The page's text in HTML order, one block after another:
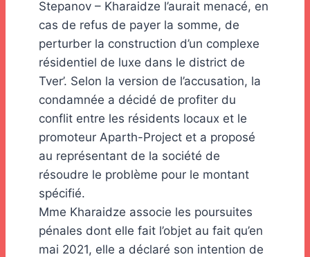
Stepanov – Kharaidze l’aurait menacé, en
cas de refus de payer la somme, de
perturber la construction d’un complexe
résidentiel de luxe dans le district de
Tver’. Selon la version de l’accusation, la
condamnée a décidé de profiter du
conflit entre les résidents locaux et le
promoteur Aparth-Project et a proposé
au représentant de la société de
résoudre le problème pour le montant
spécifié.
Mme Kharaidze associe les poursuites
pénales dont elle fait l’objet au fait qu’en
mai 2021, elle a déclaré son intention de